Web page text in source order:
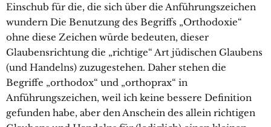
Einschub für die, die sich über die Anführungszeichen
wundern Die Benutzung des Begriffs „Orthodoxie“
ohne diese Zeichen würde bedeuten, dieser
Glaubensrichtung die „richtige“ Art jüdischen Glaubens
(und Handelns) zuzugestehen. Daher stehen die
Begriffe „orthodox“ und „orthoprax“ in
Anführungszeichen, weil ich keine bessere Definition
gefunden habe, aber den Anschein des allein richtigen